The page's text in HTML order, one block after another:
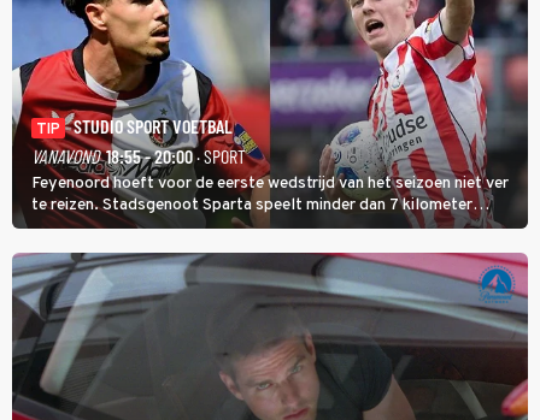
TIP
STUDIO SPORT VOETBAL
VANAVOND 18:55 - 20:00· SPORT
Feyenoord hoeft voor de eerste wedstrijd van het seizoen niet ver
te reizen. Stadsgenoot Sparta speelt minder dan 7 kilometer
verderop. Feyenoord trok de Spaanse spits Nacho Ferri aan van
KVC Westerlo uit België.